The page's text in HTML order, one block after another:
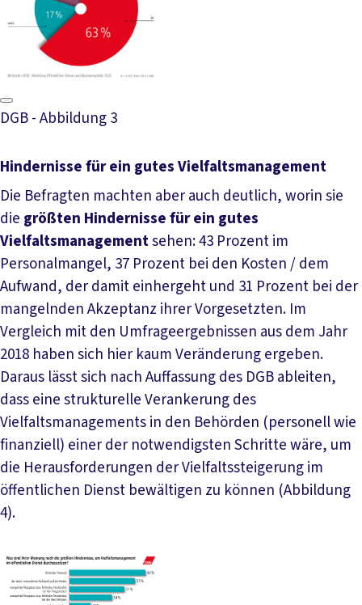
DGB - Abbildung 3
Hindernisse für ein gutes Vielfaltsmanagement
Die Befragten machten aber auch deutlich, worin sie
die größten Hindernisse für ein gutes
Vielfaltsmanagementsehen: 43 Prozent im
Personalmangel, 37 Prozent bei den Kosten / dem
Aufwand, der damit einhergeht und 31 Prozent bei der
mangelnden Akzeptanz ihrer Vorgesetzten. Im
Vergleich mit den Umfrageergebnissen aus dem Jahr
2018 haben sich hier kaum Veränderung ergeben.
Daraus lässt sich nach Auffassung des DGB ableiten,
dass eine strukturelle Verankerung des
Vielfaltsmanagements in den Behörden (personell wie
finanziell) einer der notwendigsten Schritte wäre, um
die Herausforderungen der Vielfaltssteigerung im
öffentlichen Dienst bewältigen zu können (Abbildung
4).